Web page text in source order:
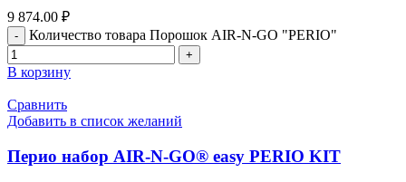
9 874.00 ₽
Количество товара Порошок AIR-N-GO "PERIO"
В корзину
Сравнить
Добавить в список желаний
Перио набор AIR-N-GO® easy PERIO KIT